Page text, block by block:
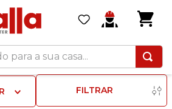
a sua casa...
FILTRAR